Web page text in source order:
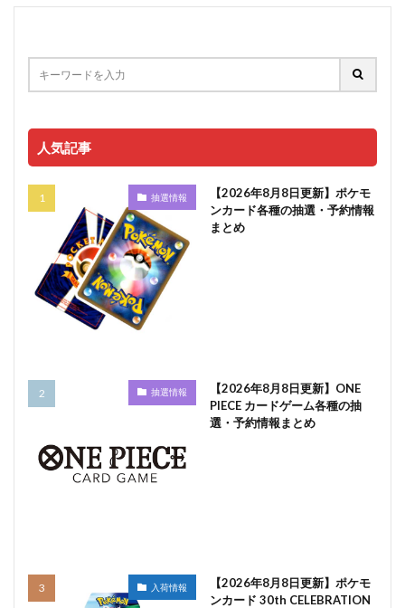
人気記事
抽選情報
【2026年8月8日更新】ポケモ
ンカード各種の抽選・予約情報
まとめ
抽選情報
【2026年8月8日更新】ONE
PIECE カードゲーム各種の抽
選・予約情報まとめ
入荷情報
【2026年8月8日更新】ポケモ
ンカード 30th CELEBRATION